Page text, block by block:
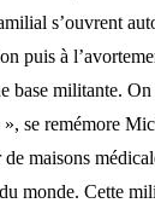
s’ouvrent
puis à
base militante.
se remémore
maisons
monde. Cette